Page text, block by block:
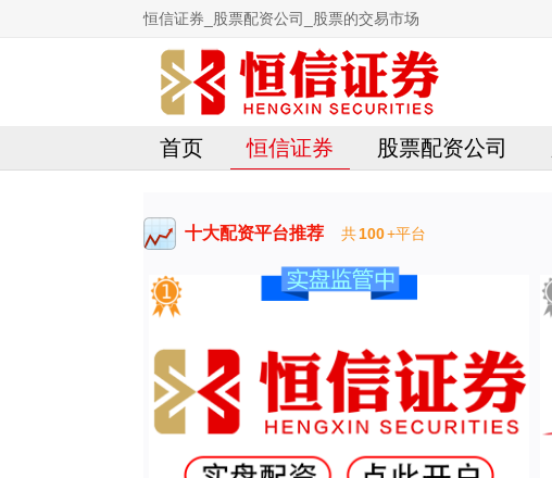
恒信证券_股票配资公司_股票的交易市场
首页 恒信证券 股票配资公司
十大配资平台推荐 共100+平台